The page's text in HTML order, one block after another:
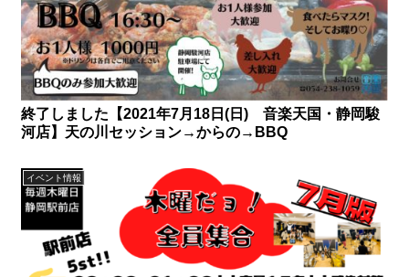
終了しました【2021年7月18日(日) 音楽天国・静岡駿
河店】天の川セッション→からの→BBQ
イベント情報